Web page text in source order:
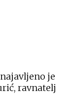
je
ravnatelj